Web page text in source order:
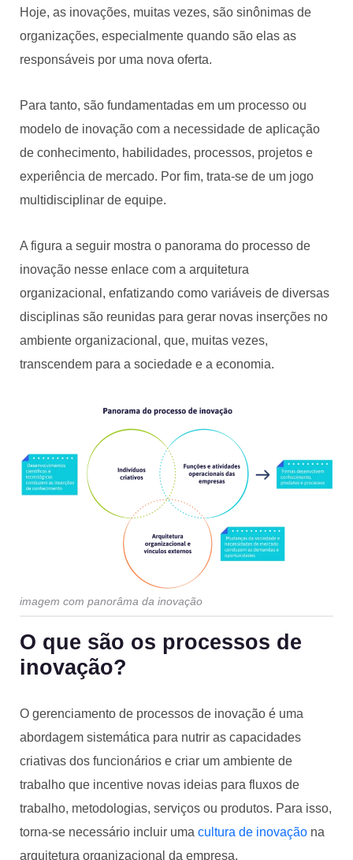
Hoje, as inovações, muitas vezes, são sinônimas de
organizações, especialmente quando são elas as
responsáveis por uma nova oferta.
Para tanto, são fundamentadas em um processo ou
modelo de inovação com a necessidade de aplicação
de conhecimento, habilidades, processos, projetos e
experiência de mercado. Por fim, trata-se de um jogo
multidisciplinar de equipe.
A figura a seguir mostra o panorama do processo de
inovação nesse enlace com a arquitetura
organizacional, enfatizando como variáveis de diversas
disciplinas são reunidas para gerar novas inserções no
ambiente organizacional, que, muitas vezes,
transcendem para a sociedade e a economia.
imagem com panorâma da inovação
O que são os processos de
inovação?
O gerenciamento de processos de inovação é uma
abordagem sistemática para nutrir as capacidades
criativas dos funcionários e criar um ambiente de
trabalho que incentive novas ideias para fluxos de
trabalho, metodologias, serviços ou produtos. Para isso,
torna-se necessário incluir uma cultura de inovação na
arquitetura organizacional da empresa.